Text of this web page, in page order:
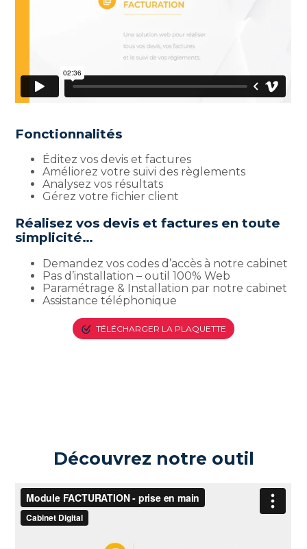
Fonctionnalités
Éditez vos devis et factures
Améliorez votre suivi des règlements
Analysez vos résultats
Gérez votre fichier client
Réalisez vos devis et factures en toute
simplicité…
Demandez vos codes d’accès à notre cabinet
Pas d’installation – outil 100% Web
Paramétrage & Installation par notre cabinet
Assistance téléphonique
TÉLÉCHARGER LA PLAQUETTE
Découvrez notre outil